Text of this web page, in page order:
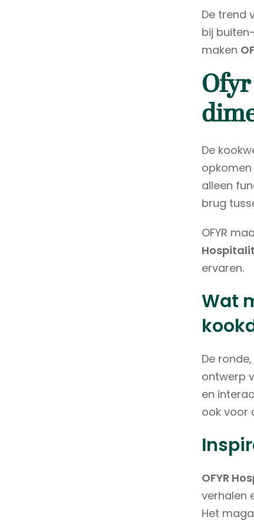
De trend
bij
maken
Ofyr
De
opkomen
alleen
brug
OFYR
ervaren.
Wat
De
ontwerp
en
ook voor
OFYR
verhalen
Het